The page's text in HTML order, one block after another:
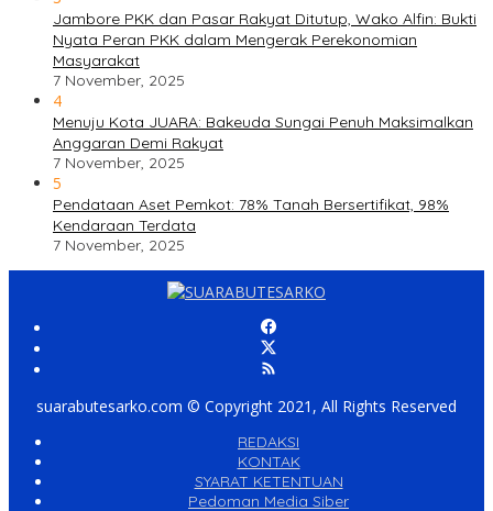
Jambore PKK dan Pasar Rakyat Ditutup, Wako Alfin: Bukti
Nyata Peran PKK dalam Mengerak Perekonomian
Masyarakat
7 November, 2025
4
Menuju Kota JUARA: Bakeuda Sungai Penuh Maksimalkan
Anggaran Demi Rakyat
7 November, 2025
5
Pendataan Aset Pemkot: 78% Tanah Bersertifikat, 98%
Kendaraan Terdata
7 November, 2025
suarabutesarko.com © Copyright 2021, All Rights Reserved
REDAKSI
KONTAK
SYARAT KETENTUAN
Pedoman Media Siber